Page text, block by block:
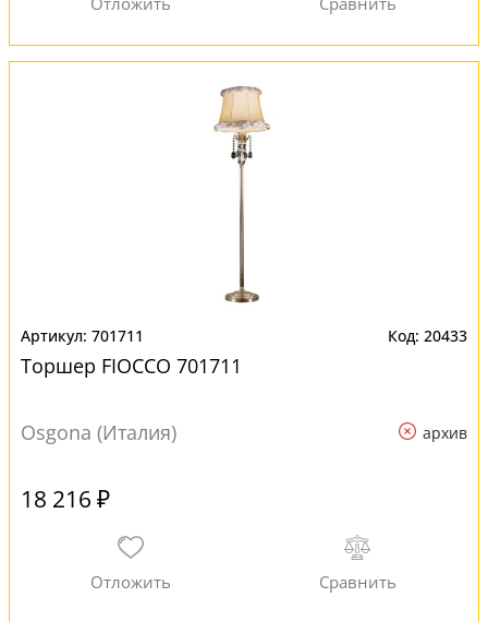
701711 20433
Торшер FIOCCO 701711
Osgona (Италия) архив
18 216 ₽